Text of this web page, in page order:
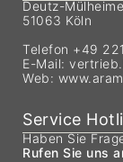
Deutz-
51063 Köln
Telefon +49
E-Mail:
Web:
Service
Haben Sie
Rufen Sie uns